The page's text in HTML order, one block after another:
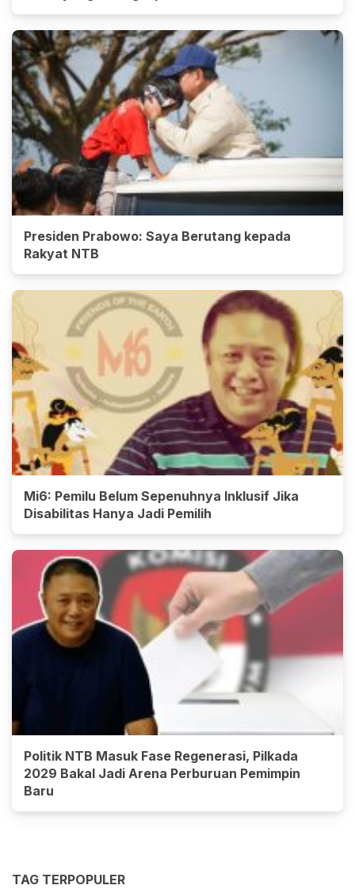
Presiden Prabowo: Saya Berutang kepada
Rakyat NTB
Mi6: Pemilu Belum Sepenuhnya Inklusif Jika
Disabilitas Hanya Jadi Pemilih
Politik NTB Masuk Fase Regenerasi, Pilkada
2029 Bakal Jadi Arena Perburuan Pemimpin
Baru
TAG TERPOPULER